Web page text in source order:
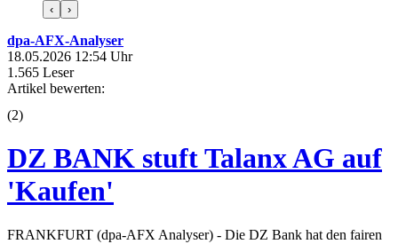
‹ ›
dpa-AFX-Analyser
18.05.2026 12:54 Uhr
1.565 Leser
Artikel bewerten:
(2)
DZ BANK stuft Talanx AG auf
'Kaufen'
FRANKFURT (dpa-AFX Analyser) - Die DZ Bank hat den fairen